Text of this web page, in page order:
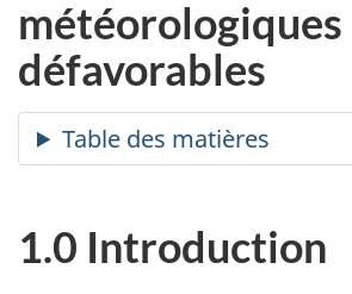
météorologiques
défavorables
1.0 Introduction